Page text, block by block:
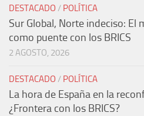
DESTACADO / POLÍTICA
Sur Global, Norte indeciso: El
como puente con los BRICS
2 AGOSTO, 2026
DESTACADO / POLÍTICA
La hora de España en la
¿Frontera con los BRICS?